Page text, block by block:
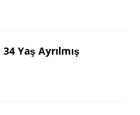
Yaş Ayrılmış